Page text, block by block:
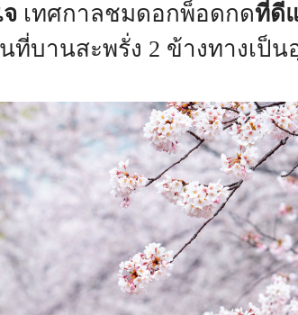
เทศกาลชมดอกพ็อดกดที่ดี
ที่บานสะพรั่ง 2 ข้างทางเป็